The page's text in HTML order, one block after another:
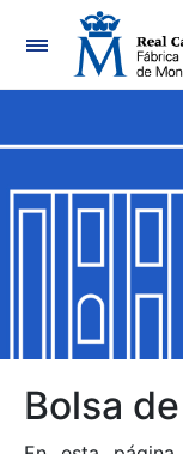
Mostrar/
Mostrar/
Mostrar/
Bolsa